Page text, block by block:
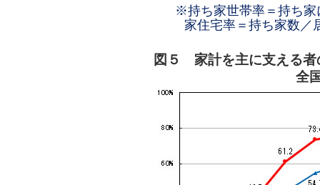
※持ち家世帯率＝持ち家
家住宅率＝持ち家数／
図５ 家計を主に支える者
全